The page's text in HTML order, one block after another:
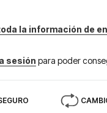
la información de
sesión para poder